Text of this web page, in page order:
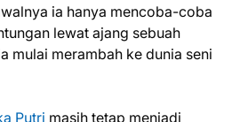
ia hanya mencoba-coba
lewat ajang sebuah
mulai merambah ke dunia seni
Putri masih tetap menjadi